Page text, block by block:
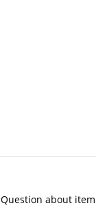
Question about item